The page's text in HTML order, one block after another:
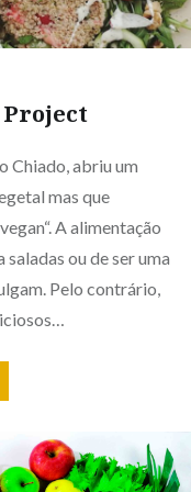
Project
Chiado, abriu um
mas que
A alimentação
ou de ser uma
Pelo contrário,